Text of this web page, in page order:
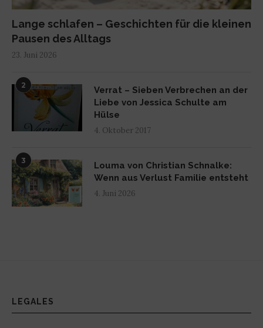
Lange schlafen – Geschichten für die kleinen
Pausen des Alltags
23. Juni 2026
2
Verrat – Sieben Verbrechen an der
Liebe von Jessica Schulte am
Hülse
4. Oktober 2017
3
Louma von Christian Schnalke:
Wenn aus Verlust Familie entsteht
4. Juni 2026
LEGALES